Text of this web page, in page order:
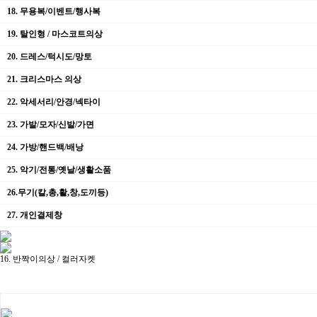
18. 무용복/이벤트/행사복
19. 탈인형 / 마스코트의상
20. 드레스/턱시도/망토
21. 크리스마스 의상
22. 악세서리/안경/넥타이
23. 가발/모자/신발/가면
24. 가방/핸드백/배낭
25. 악기/전통/옛날/생활소품
26.무기(칼,총,활,창,도끼등)
27. 개인결제창
16. 반짝이의상 / 컬러자켓